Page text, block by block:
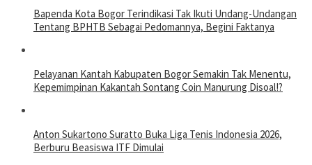
Bapenda Kota Bogor Terindikasi Tak Ikuti Undang-Undangan
Tentang BPHTB Sebagai Pedomannya, Begini Faktanya
Pelayanan Kantah Kabupaten Bogor Semakin Tak Menentu,
Kepemimpinan Kakantah Sontang Coin Manurung Disoal!?
Anton Sukartono Suratto Buka Liga Tenis Indonesia 2026,
Berburu Beasiswa ITF Dimulai